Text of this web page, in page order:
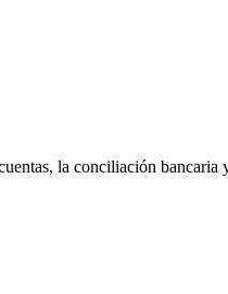
la conciliación bancaria